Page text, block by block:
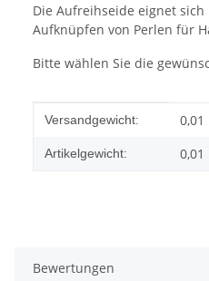
Die Aufreihseide eignet
Aufknüpfen von Perlen für
Bitte wählen Sie die
Produkteigenschaft
Wert
Versandgewicht: 0,01
Artikelgewicht: 0,01
Bewertungen